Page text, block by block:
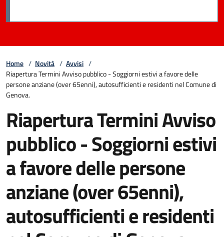
Home / Novità / Avvisi /
Riapertura Termini Avviso pubblico - Soggiorni estivi a favore delle
persone anziane (over 65enni), autosufficienti e residenti nel Comune di
Genova.
Riapertura Termini Avviso
pubblico - Soggiorni estivi
a favore delle persone
anziane (over 65enni),
autosufficienti e residenti